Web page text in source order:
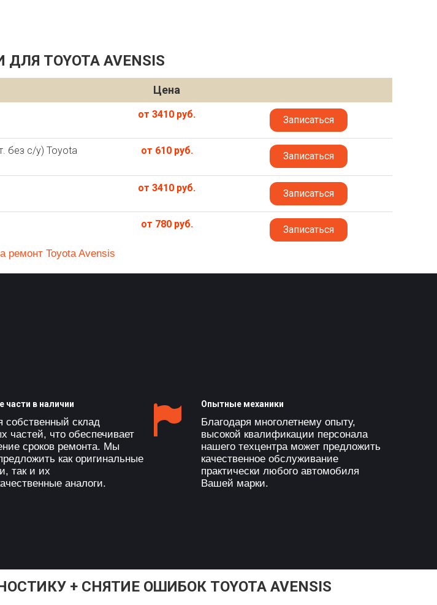
TOYOTA AVENSIS
Цена
от 3410 руб. Записаться
без с/у) Toyota
от 610 руб. Записаться
от 3410 руб. Записаться
от 780 руб. Записаться
ремонт Toyota Avensis
части в наличии
собственный склад
частей, что обеспечивает
сроков ремонта. Мы
как оригинальные
так и их
аналоги.
Опытные механики
Благодаря многолетнему опыту,
высокой квалификации персонала
нашего техцентра может предложить
качественное обслуживание
практически любого автомобиля
Вашей марки.
+ СНЯТИЕ ОШИБОК TOYOTA AVENSIS